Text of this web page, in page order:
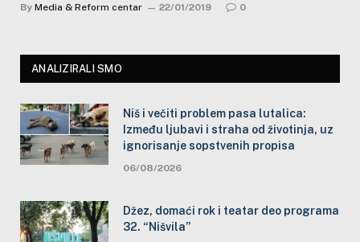
By Media & Reform centar 22/01/2019 0
ANALIZIRALI SMO
Niš i večiti problem pasa lutalica:
Između ljubavi i straha od životinja, uz
ignorisanje sopstvenih propisa
06/08/2026
Džez, domaći rok i teatar deo programa
32. “Nišvila”